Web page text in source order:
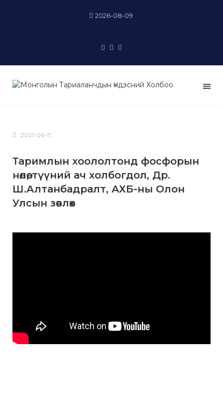
2026-08-09
2021-06-11
Таримлын хоололтонд фосфорын
нөлөө, түүний ач холбогдол, Др.
Ш.Алтанбадралт, АХБ-ны Олон
Улсын зөвлөх